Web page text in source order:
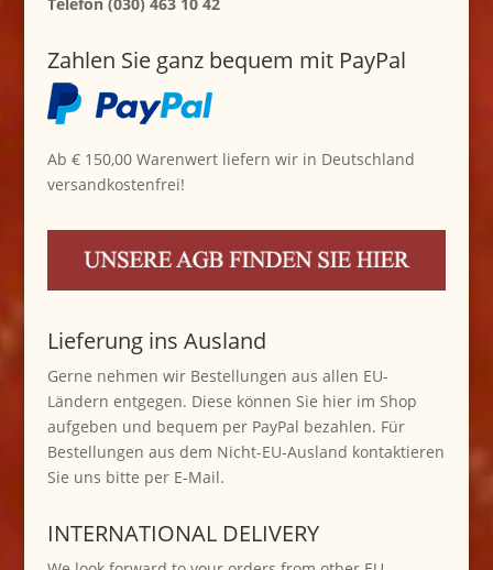
Zahlen Sie ganz bequem mit PayPal
Ab € 150,00 Warenwert liefern wir in Deutschland
versandkostenfrei!
Lieferung ins Ausland
Gerne nehmen wir Bestellungen aus allen EU-
Ländern entgegen. Diese können Sie hier im Shop
aufgeben und bequem per PayPal bezahlen. Für
Bestellungen aus dem Nicht-EU-Ausland kontaktieren
Sie uns bitte per E-Mail.
INTERNATIONAL DELIVERY